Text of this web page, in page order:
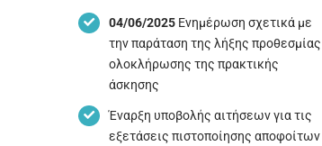
04/06/2025Ενημέρωση σχετικά με
την παράταση της λήξης προθεσμίας
ολοκλήρωσης της πρακτικής
άσκησης
Έναρξη υποβολής αιτήσεων για τις
εξετάσεις πιστοποίησης αποφοίτων